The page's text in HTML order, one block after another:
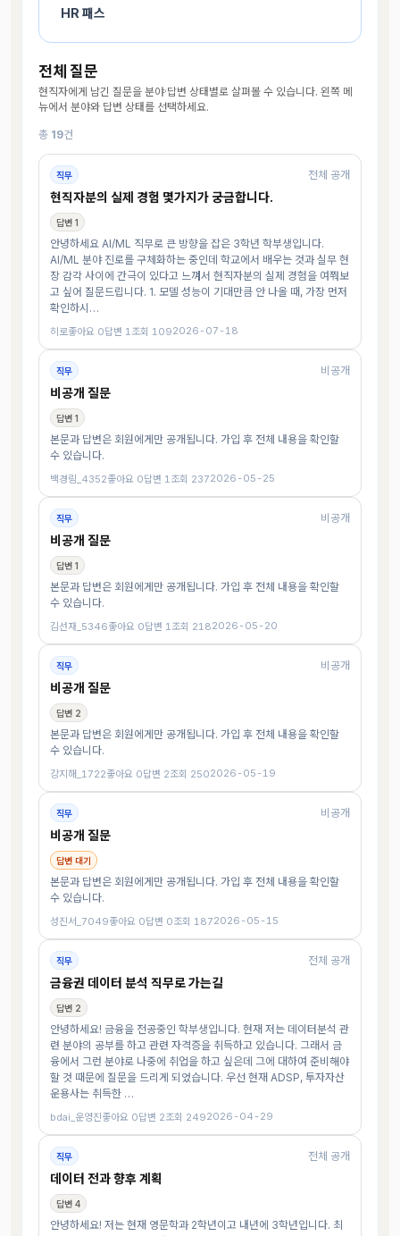
HR 패스
전체 질문
현직자에게 남긴 질문을 분야·답변 상태별로 살펴볼 수 있습니다. 왼쪽 메
뉴에서 분야와 답변 상태를 선택하세요.
총 19건
직무 전체 공개
현직자분의 실제 경험 몇가지가 궁금합니다.
답변 1
안녕하세요 AI/ML 직무로 큰 방향을 잡은 3학년 학부생입니다.
AI/ML 분야 진로를 구체화하는 중인데 학교에서 배우는 것과 실무 현
장 감각 사이에 간극이 있다고 느껴서 현직자분의 실제 경험을 여쭤보
고 싶어 질문드립니다. 1. 모델 성능이 기대만큼 안 나올 때, 가장 먼저
확인하시…
히로좋아요 0답변 1조회 1092026-07-18
직무 비공개
비공개 질문
답변 1
본문과 답변은 회원에게만 공개됩니다. 가입 후 전체 내용을 확인할
수 있습니다.
백경림_4352좋아요 0답변 1조회 2372026-05-25
직무 비공개
비공개 질문
답변 1
본문과 답변은 회원에게만 공개됩니다. 가입 후 전체 내용을 확인할
수 있습니다.
김선재_5346좋아요 0답변 1조회 2182026-05-20
직무 비공개
비공개 질문
답변 2
본문과 답변은 회원에게만 공개됩니다. 가입 후 전체 내용을 확인할
수 있습니다.
강지해_1722좋아요 0답변 2조회 2502026-05-19
직무 비공개
비공개 질문
답변 대기
본문과 답변은 회원에게만 공개됩니다. 가입 후 전체 내용을 확인할
수 있습니다.
성진서_7049좋아요 0답변 0조회 1872026-05-15
직무 전체 공개
금융권 데이터 분석 직무로 가는길
답변 2
안녕하세요! 금융을 전공중인 학부생입니다. 현재 저는 데이터분석 관
련 분야의 공부를 하고 관련 자격증을 취득하고 있습니다. 그래서 금
융에서 그런 분야로 나중에 취업을 하고 싶은데 그에 대하여 준비해야
할 것 때문에 질문을 드리게 되었습니다. 우선 현재 ADSP, 투자자산
운용사는 취득한 …
bdai_운영진좋아요 0답변 2조회 2492026-04-29
직무 전체 공개
데이터 전과 향후 계획
답변 4
안녕하세요! 저는 현재 영문학과 2학년이고 내년에 3학년입니다. 최